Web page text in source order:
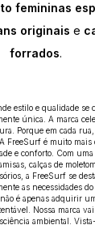
femininas
originais e
forrados.
estilo e qualidade se
única. A marca
Porque em cada
FreeSurf é muito mais
e conforto. Com
calças de
a FreeSurf se
as necessidades
é apenas adquirir
Nossa marca
ambiental.